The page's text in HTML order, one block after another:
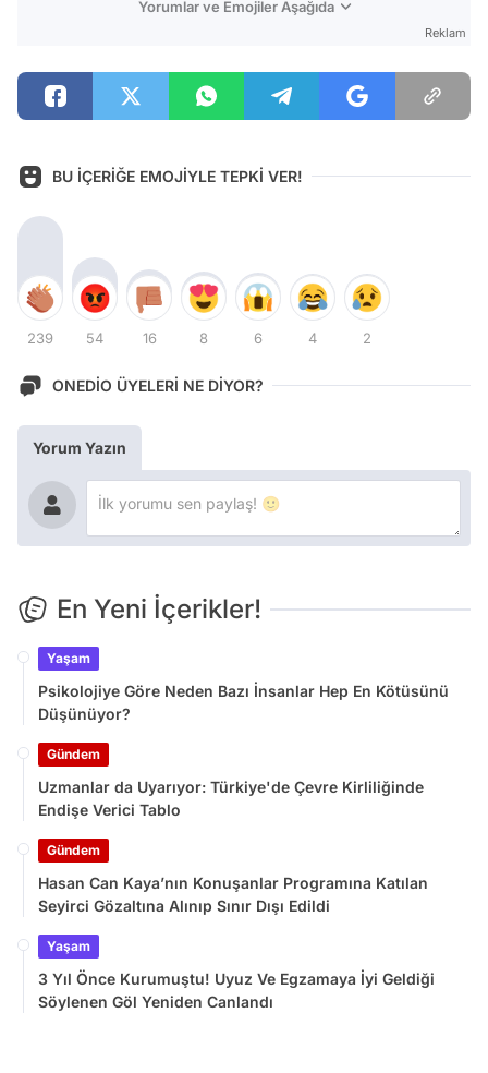
Yorumlar ve Emojiler Aşağıda
Reklam
BU İÇERİĞE EMOJİYLE TEPKİ VER!
239 54 16 8 6 4 2
ONEDİO ÜYELERİ NE DİYOR?
Yorum Yazın
En Yeni İçerikler!
Yaşam
Psikolojiye Göre Neden Bazı İnsanlar Hep En Kötüsünü
Düşünüyor?
Gündem
Uzmanlar da Uyarıyor: Türkiye'de Çevre Kirliliğinde
Endişe Verici Tablo
Gündem
Hasan Can Kaya’nın Konuşanlar Programına Katılan
Seyirci Gözaltına Alınıp Sınır Dışı Edildi
Yaşam
3 Yıl Önce Kurumuştu! Uyuz Ve Egzamaya İyi Geldiği
Söylenen Göl Yeniden Canlandı